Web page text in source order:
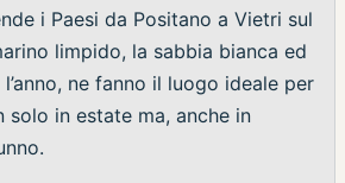
i Paesi da Positano a Vietri sul
limpido, la sabbia bianca ed
ne fanno il luogo ideale per
solo in estate ma, anche in